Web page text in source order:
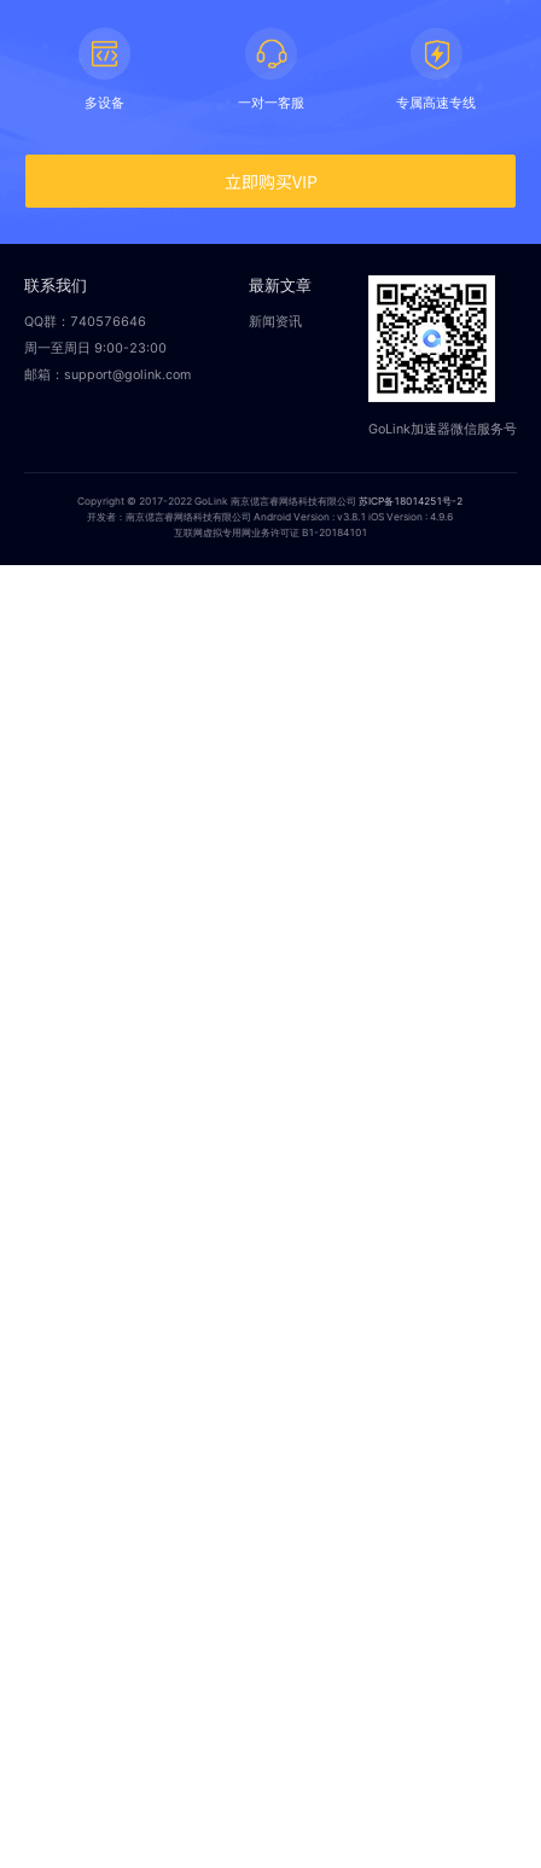
多设备 一对一客服 专属高速专线
立即购买VIP
联系我们
QQ群：740576646
周一至周日 9:00-23:00
邮箱：support@golink.com
最新文章
新闻资讯
GoLink加速器微信服务号
Copyright © 2017-2022 GoLink 南京偲言睿网络科技有限公司苏ICP备18014251号-2
开发者：南京偲言睿网络科技有限公司 Android Version : v3.8.1 iOS Version : 4.9.6
互联网虚拟专用网业务许可证 B1-20184101